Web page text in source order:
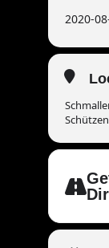
2020-